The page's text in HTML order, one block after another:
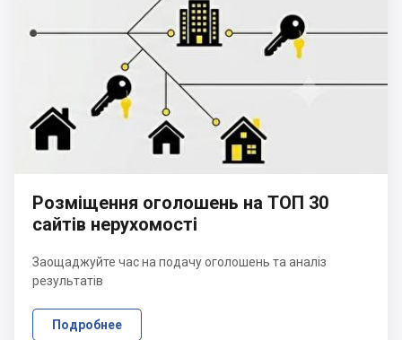
Розміщення оголошень на ТОП 30
сайтів нерухомості
Заощаджуйте час на подачу оголошень та аналіз
результатів
Подробнее